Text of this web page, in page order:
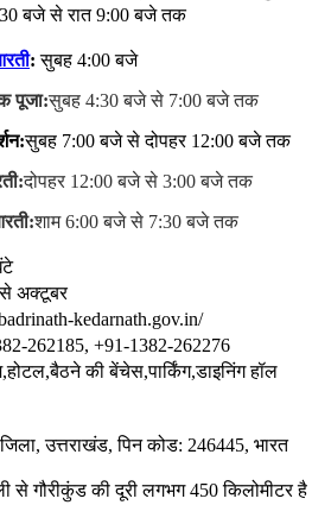
बजे से रात 9:00 बजे तक
: सुबह 4:00 बजे
पूजा:सुबह 4:30 बजे से 7:00 बजे तक
सुबह 7:00 बजे से दोपहर 12:00 बजे तक
दोपहर 12:00 बजे से 3:00 बजे तक
शाम 6:00 बजे से 7:30 बजे तक
अक्टूबर
kedarnath.gov.in/
262185, +91-1382-262276
की बेंचेस,पार्किंग,डाइनिंग हॉल
उत्तराखंड, पिन कोड: 246445, भारत
से गौरीकुंड की दूरी लगभग 450